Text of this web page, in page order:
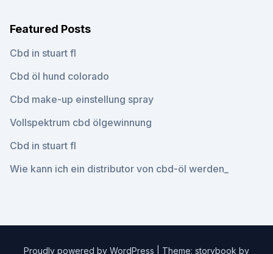
Featured Posts
Cbd in stuart fl
Cbd öl hund colorado
Cbd make-up einstellung spray
Vollspektrum cbd ölgewinnung
Cbd in stuart fl
Wie kann ich ein distributor von cbd-öl werden_
Proudly powered by WordPress Theme: storybook by